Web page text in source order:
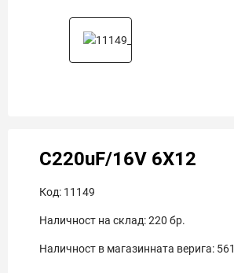
C220uF/16V 6X12
Код: 11149
Наличност на склад:220 бр.
Наличност в магазинната верига: